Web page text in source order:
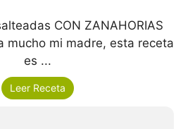
CON ZANAHORIAS
mucho mi madre, esta receta
es ...
Leer Receta